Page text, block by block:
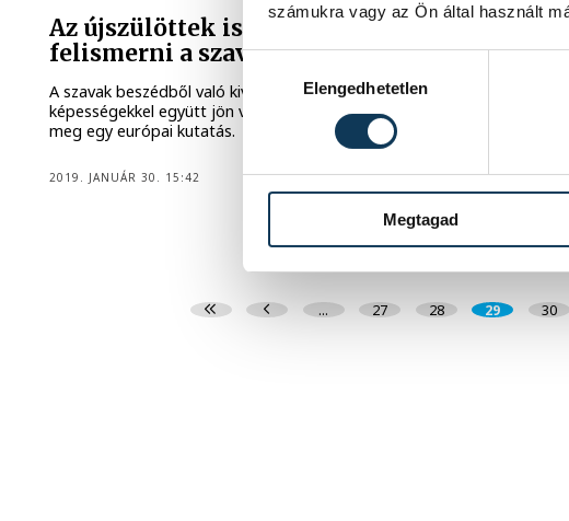
számukra vagy az Ön által használt
Hozzájárulás kiválasztása
Elengedhetetlen
Megtagad
Az újszülöttek is képesek
felismerni a szavakat
A szavak beszédből való kiválasztásához szükséges
képességekkel együtt jön világra az újszülött - állapította
meg egy európai kutatás.
2019. JANUÁR 30. 15:42
a
2019.
... 27 28 29 30